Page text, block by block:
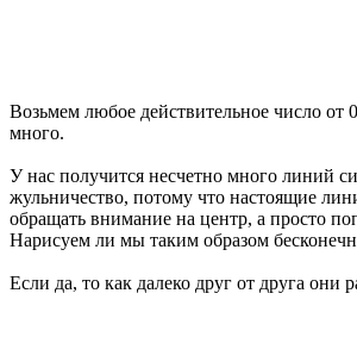
Возьмем любое действительное число от
много.
У нас получится несчетно много линий
жульничество, потому что настоящие
обращать внимание на центр, а просто
Нарисуем ли мы таким образом
Если да, то как далеко друг от друга они